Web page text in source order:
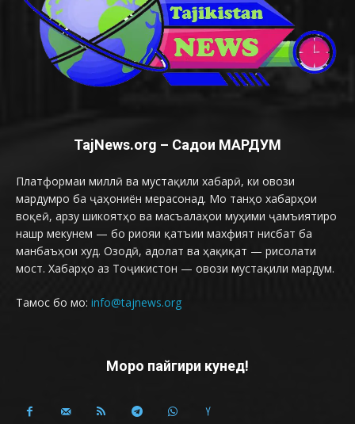
TajNews.org – Садои МАРДУМ
Платформаи миллӣ ва мустақили хабарӣ, ки овози
мардумро ба ҷаҳониён мерасонад. Мо танҳо хабарҳои
воқеӣ, арзу шикоятҳо ва масъалаҳои муҳими ҷамъиятиро
нашр мекунем — бо риояи қатъии махфият нисбат ба
манбаъҳои худ. Озодӣ, адолат ва ҳақиқат — рисолати
мост. Хабарҳо аз Тоҷикистон — овози мустақили мардум.
Тамос бо мо: info@tajnews.org
Моро пайгири кунед!